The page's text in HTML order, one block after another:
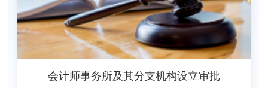
会计师事务所及其分支机构设立审批